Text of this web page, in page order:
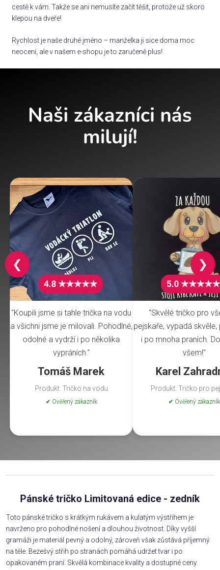
cestě k vám. Takže se ani nemusíte začít těšit, protože už skoro
klepou na dveře!
Rychlost je naše druhé jméno – manželka ji sice doma moc
neocení, ale v našem e-shopu je to zaručeně plus!
Naši zákazníci nás
milují!
4.8 ★★★★★
"Koupili jsme si tahle trička na vodu
a všichni jsme je milovali. Pohodlné,
odolné a vydrží i po několika
vypráních."
Tomáš Marek
Produkt: Tričko na vodu
✔ Ověřený zákazník
5.0 ★★★★★
"Skvělé tričko pro
pejskaře, vypadá
i po mnoha praních.
všem!"
Karel
Produkt: Tričko pro
✔ Ověřený zákazník
❮ ❯
Pánské tričko Limitovaná edice - zedník
Toto pánské tričko s krátkým rukávem a kulatým výstřihem je
navrženo pro pohodlné nošení a dlouhou životnost. Díky vyšší
gramáži je materiál pevný a odolný, zároveň však zůstává příjemný
na těle. Bezešvý střih po stranách pomáhá udržet tvar i po
opakovaném praní. Skvělá kombinace kvality a dostupné ceny.